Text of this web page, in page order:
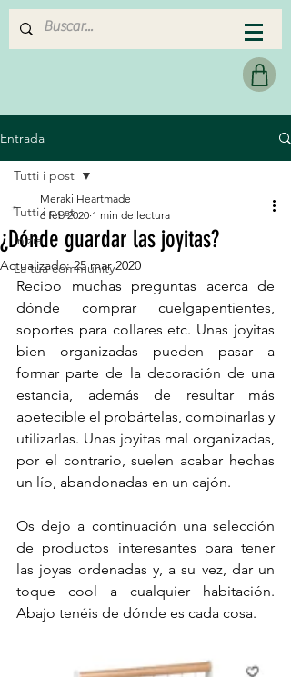
MERAKI HEARTMADE
Entrada
Tutti i post
Inizia
La tua community
Tutti i post
¿Dónde guardar las joyitas?
Meraki Heartmade
6 feb 2020 1 min de lectura
Actualizado:25 mar 2020
Recibo muchas preguntas acerca de
dónde comprar cuelgapentientes,
soportes para collares etc. Unas joyitas
bien organizadas pueden pasar a
formar parte de la decoración de una
estancia, además de resultar más
apetecible el probártelas, combinarlas y
utilizarlas. Unas joyitas mal organizadas,
por el contrario, suelen acabar hechas
un lío, abandonadas en un cajón.
Os dejo a continuación una selección
de productos interesantes para tener
las joyas ordenadas y, a su vez, dar un
toque cool a cualquier habitación.
Abajo tenéis de dónde es cada cosa.